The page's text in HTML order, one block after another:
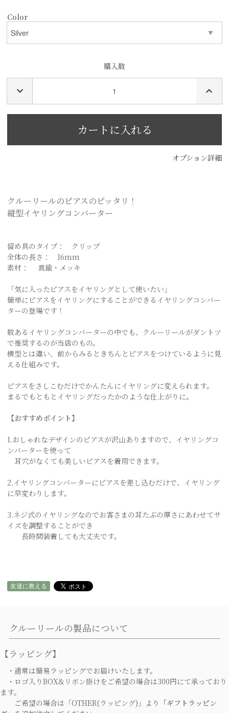
Color
購入数
オプション詳細
クルーリールのピアスのピッタリ！
縦型イヤリングコンバーター
留め具のタイプ： クリップ
全体の長さ： 16mm
素材： 真鍮・メッキ
「気に入ったピアスをイヤリングとして使いたい」
簡単にピアスをイヤリングにすることができるイヤリングコンバー
ターの登場です！
数あるイヤリングコンバーターの中でも、クルーリールがダントツ
で推奨するのが当店のもの。
横型とは違い、前からみるときちんとピアスをつけているように見
える仕組みです。
ピアスをさしこむだけでかんたんにイヤリングに変えられます。
まるでもともとイヤリングだったかのような仕上がりに。
【おすすめポイント】
1.おしゃれなデザインのピアスが沢山ありますので、イヤリングコ
ンバーターを使って
耳穴がなくても美しいピアスを着用できます。
2.イヤリングコンバーターにピアスを差し込むだけで、イヤリング
に早変わりします。
3.ネジ式のイヤリングなのでお客さまの耳たぶの厚さにあわせてサ
イズを調整することができ
長時間装着しても大丈夫です。
友達に教える
クルーリールの製品について
【ラッピング】
・通常は簡易ラッピングでお届けいたします。
・ロゴ入りBOX&リボン掛けをご希望の場合は300円にて承っており
ます。
ご希望の場合は「OTHER(ラッピング)」より
「ギフトラッピン